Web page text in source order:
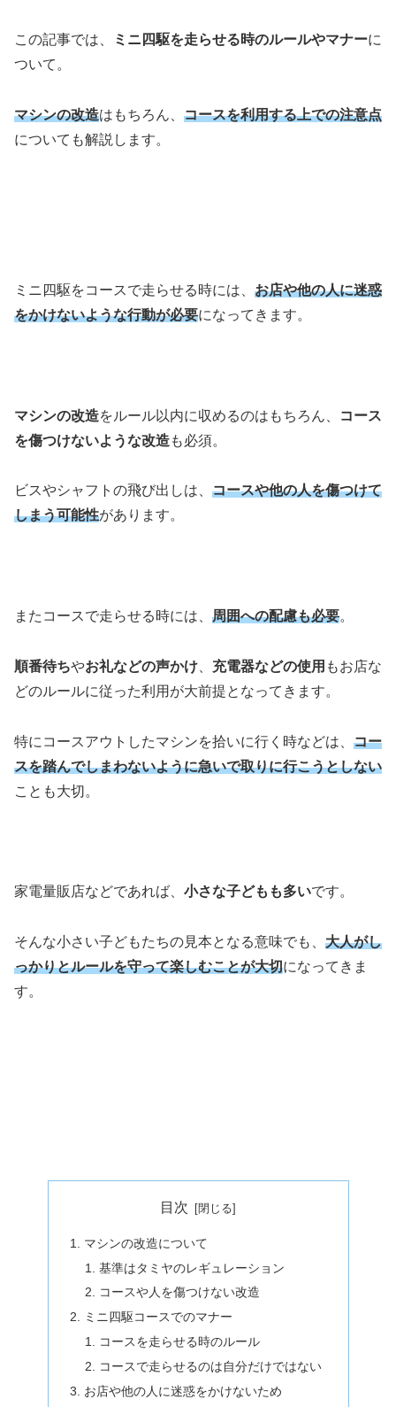
この記事では、 ミニ四駆を走らせる時のルールやマナーに
ついて。
マシンの改造はもちろん、 コースを利用する上での注意点
についても解説します。
ミニ四駆をコースで走らせる時には、 お店や他の人に迷惑
をかけないような行動が必要になってきます。
マシンの改造をルール以内に収めるのはもちろん、
コース
を傷つけないような改造も必須。
ビスやシャフトの飛び出しは、 コースや他の人を傷つけて
しまう可能性があります。
またコースで走らせる時には、 周囲への配慮も必要。
順番待ちやお礼などの声かけ 充電器などの使用 もお店な
どのルールに従った利用が大前提となってきます。
特にコースアウトしたマシンを拾いに行く時などは、 コー
スを踏んでしまわないように急いで取りに行こうとしない
ことも大切。
家電量販店などであれば、 小さな子どもも多いです。
そんな小さい子どもたちの見本となる意味でも、 大人がし
っかりとルールを守って楽しむことが大切になってきま
す。
目次
マシンの改造について
基準はタミヤのレギュレーション
コースや人を傷つけない改造
ミニ四駆コースでのマナー
コースを走らせる時のルール
コースで走らせるのは自分だけではない
お店や他の人に迷惑をかけないため